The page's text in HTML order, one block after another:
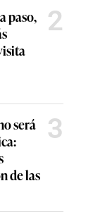
paso,
2
será
de las
3